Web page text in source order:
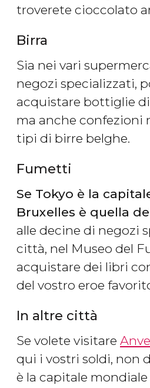
troverete cioccolato
Birra
Sia nei vari
negozi specializzati,
acquistare bottiglie
ma anche confezioni
tipi di birre belghe.
Fumetti
Se Tokyo è la
Bruxelles è quella
alle decine di negozi
città, nel Museo del
acquistare dei libri
del vostro eroe
In altre città
Se volete visitare
qui i vostri soldi, non
è la capitale mondiale